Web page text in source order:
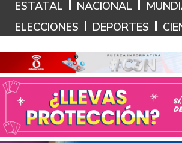
ESTATAL
NACIONAL
ELECCIONES
DEPORTES